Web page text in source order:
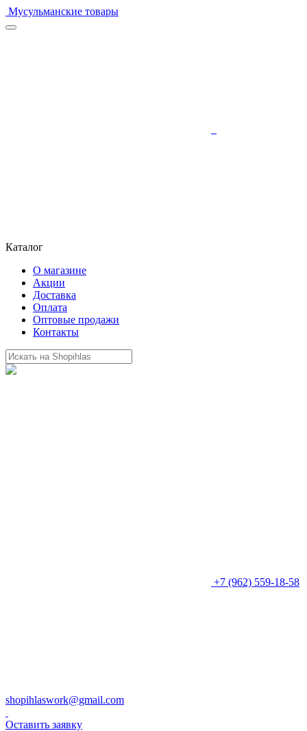
Мусульманские товары
Каталог
О магазине
Акции
Доставка
Оплата
Оптовые продажи
Контакты
+7 (962) 559-18-58
shopihlaswork@gmail.com
Оставить заявку